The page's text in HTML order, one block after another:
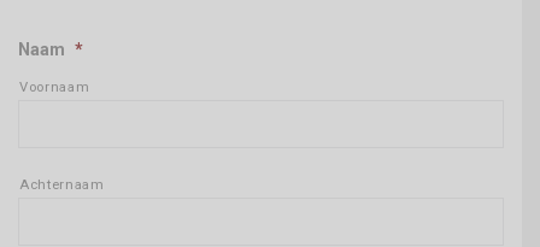
Naam *
Voornaam
Achternaam